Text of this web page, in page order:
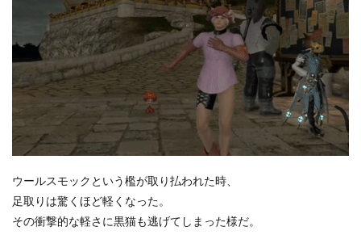
ウールスモックという檻が取り払われた時、
足取りは驚くほど軽くなった。
その衝撃的な軽さに黒猫も逃げてしまった様だ。